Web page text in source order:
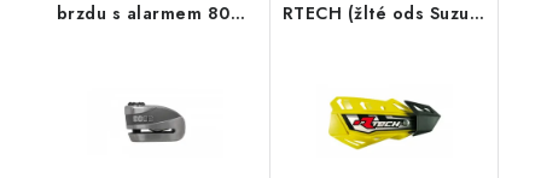
brzdu s alarmem 8008
RTECH (žlté ods Suzuki